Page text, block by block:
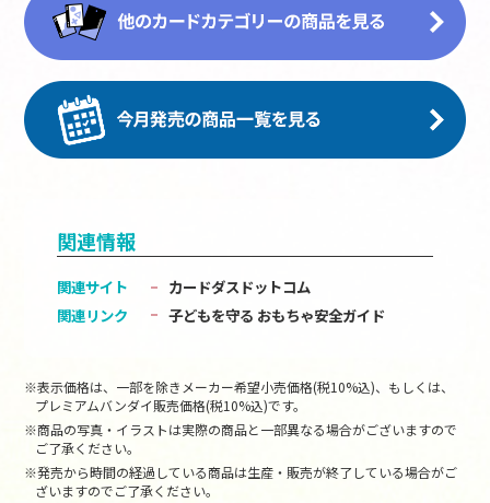
関連情報
関連サイト
カードダスドットコム
関連リンク
子どもを守る おもちゃ安全ガイド
※表示価格は、一部を除きメーカー希望小売価格(税10%込)、もしくは、
プレミアムバンダイ販売価格(税10%込)です。
※商品の写真・イラストは実際の商品と一部異なる場合がございますので
ご了承ください。
※発売から時間の経過している商品は生産・販売が終了している場合がご
ざいますのでご了承ください。